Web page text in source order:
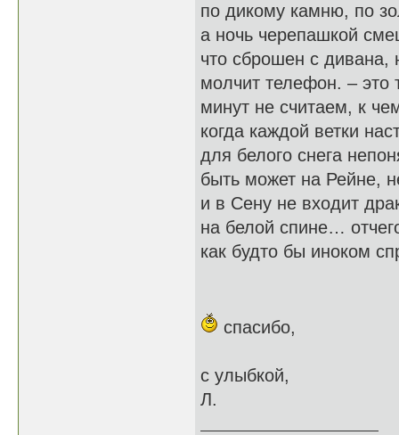
по дикому камню, по
а ночь черепашкой
что сброшен с дивана,
молчит телефон. – это
минут не считаем, к
когда каждой ветки
для белого снега
быть может на Рейне,
и в Сену не входит
на белой спине…
как будто бы иноком
спасибо,
с улыбкой,
Л.